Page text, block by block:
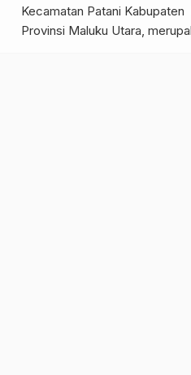
Kecamatan Patani Kabupaten
Provinsi Maluku Utara,